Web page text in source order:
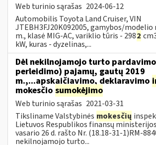
Web turinio sąrašas 2024-06-12
Automobilis Toyota Land Cruiser, VIN
JTEBH3FJ20K092005, gamybos/modelio
m., klasė MIG-AC, variklio tūris - 2982
kW, kuras - dyzelinas,...
Dėl nekilnojamojo turto
perleidimo) pajamų, gautų 2019
m.,...apskaičiavimo, deklaravimo
mokesčio sumokėjimo
Web turinio sąrašas 2021-03-31
Tiksliname Valstybinės mokesčių
Lietuvos Respublikos finansų
vasario 26 d. rašto Nr. (18.18-31-1)RM-
nekilnojamojo turto...